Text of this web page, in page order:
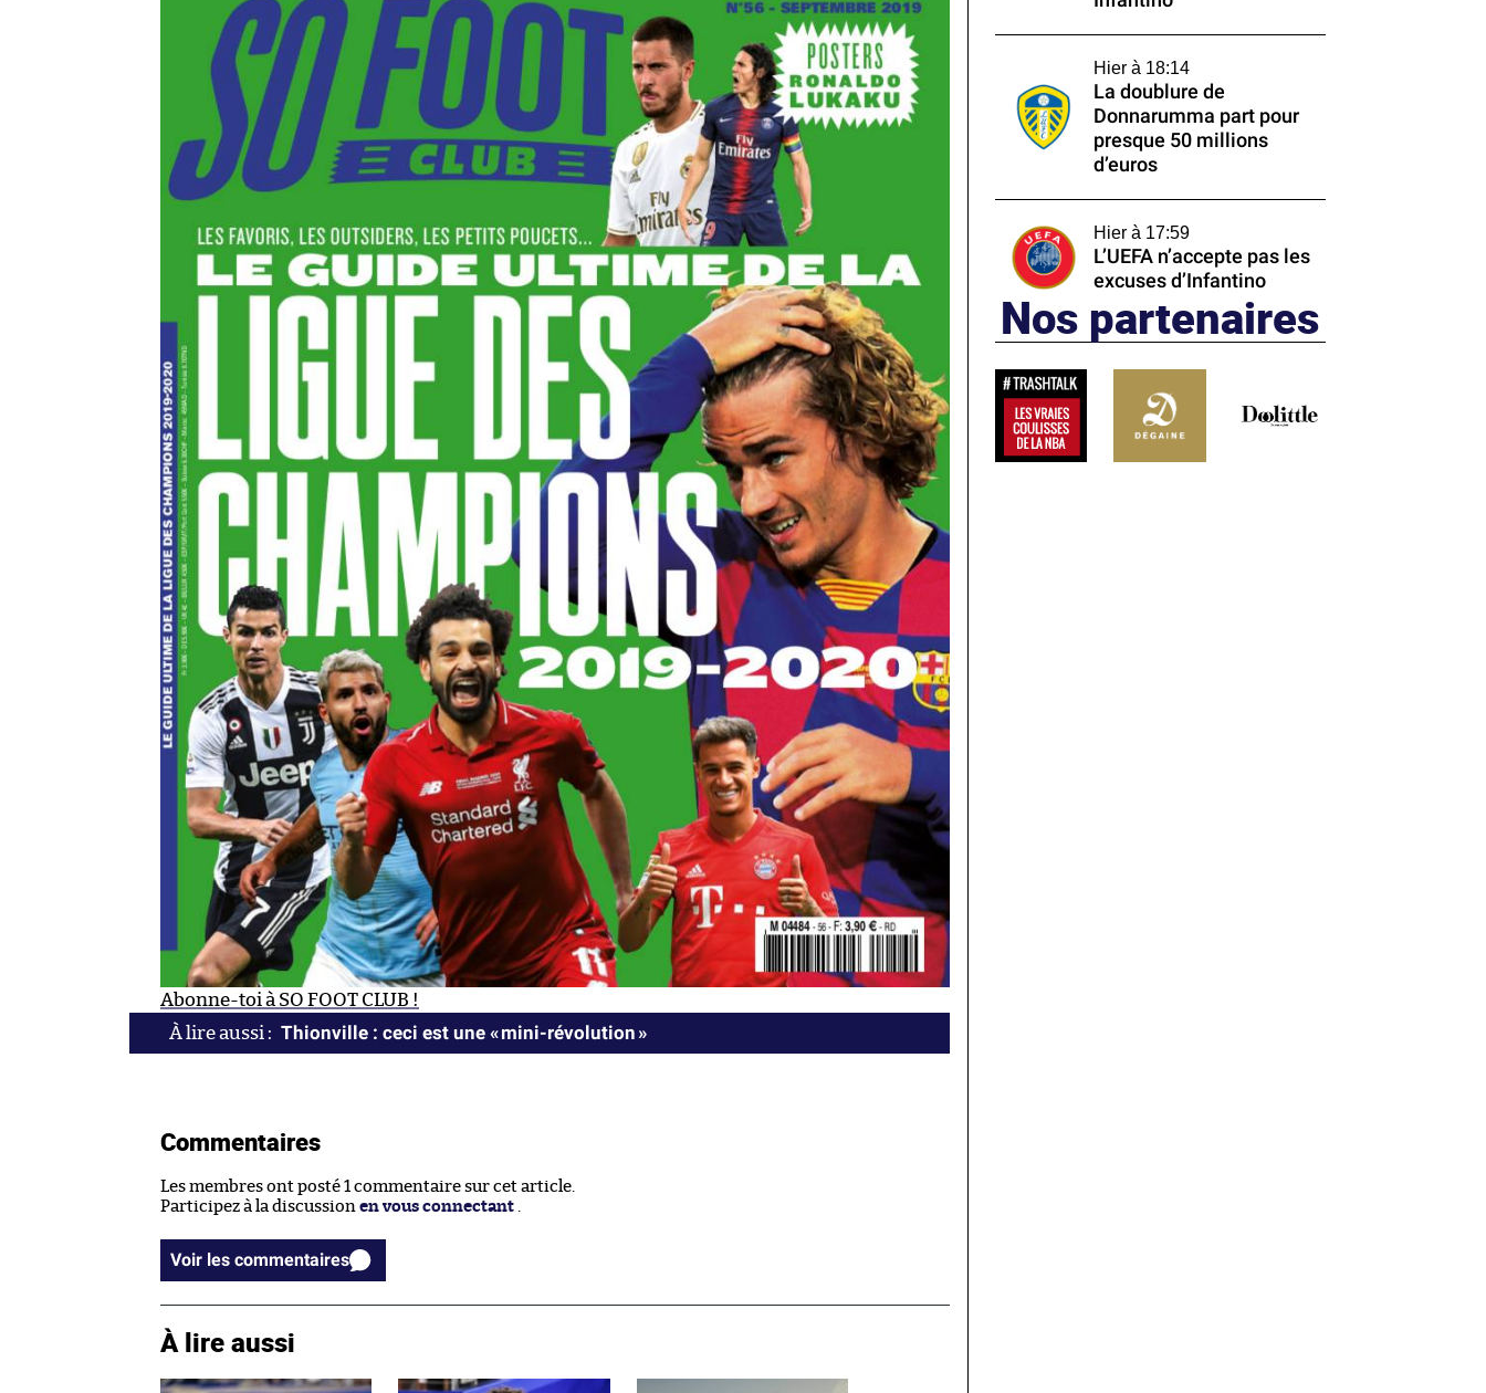
Abonne-toi à SO FOOT CLUB !
Thionville : ceci est une « mini-révolution »
Commentaires
Les membres ont posté 1 commentaire sur cet article.
Participez à la discussion en vous connectant
Voir les commentaires
À lire aussi
Hier à 18:14
La doublure de
Donnarumma part pour
presque 50 millions
d’euros
Hier à 17:59
L’UEFA n’accepte pas les
excuses d’Infantino
Nos partenaires